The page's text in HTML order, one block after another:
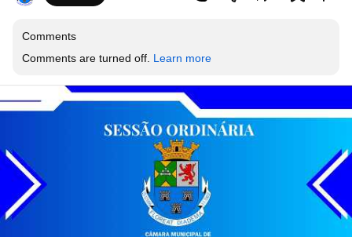
Comments
Comments are turned off. Learn more